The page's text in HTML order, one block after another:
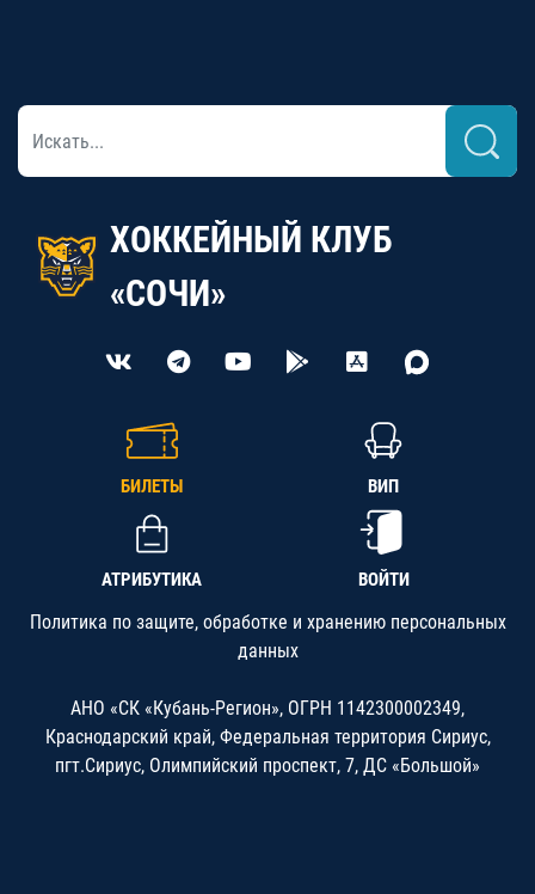
ХОККЕЙНЫЙ КЛУБ
«СОЧИ»
БИЛЕТЫ ВИП
АТРИБУТИКА ВОЙТИ
Политика по защите, обработке и хранению персональных
данных
АНО «СК «Кубань-Регион», ОГРН 1142300002349,
Краснодарский край, Федеральная территория Сириус,
пгт.Сириус, Олимпийский проспект, 7, ДС «Большой»